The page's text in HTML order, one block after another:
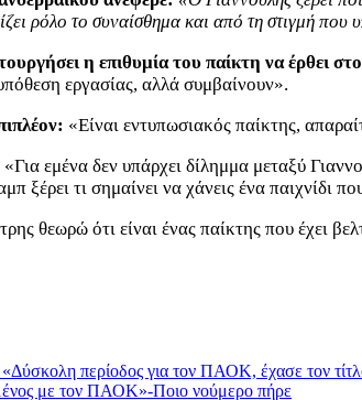
ρόλο το συναίσθημα και από τη στιγμή που
η επιθυμία του παίκτη να έρθει
εργασίας, αλλά συμβαίνουν».
«Είναι εντυπωσιακός παίκτης,
«Για εμένα δεν υπάρχει δίλημμα μεταξύ
ξέρει τι σημαίνει να χάνεις ένα παιχνίδι
θεωρώ ότι είναι ένας παίκτης που έχει
περίοδος για τον ΠΑΟΚ, έχασε τον
με τον ΠΑΟΚ»-Ποιο νούμερο πήρε